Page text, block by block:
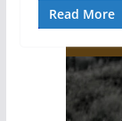
Read More